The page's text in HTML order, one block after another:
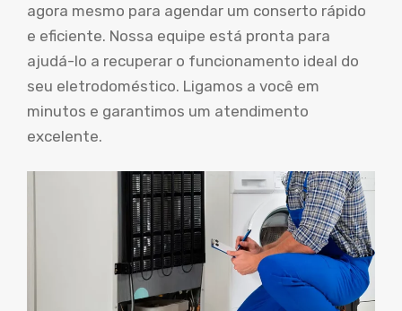
agora mesmo para agendar um conserto rápido
e eficiente. Nossa equipe está pronta para
ajudá-lo a recuperar o funcionamento ideal do
seu eletrodoméstico. Ligamos a você em
minutos e garantimos um atendimento
excelente.